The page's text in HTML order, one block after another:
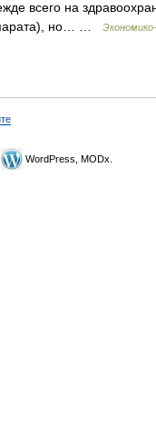
всего на
но… …
WordPress, MODx.